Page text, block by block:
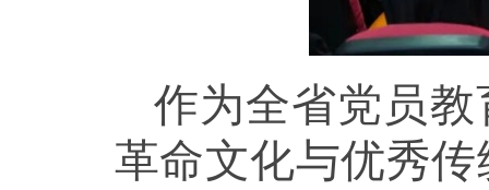
作为全省党员教
革命文化与优秀